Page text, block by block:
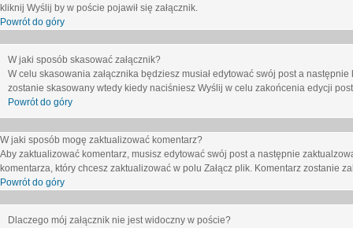
kliknij Wyślij by w poście pojawił się załącznik.
Powrót do góry
W jaki sposób skasować załącznik?
W celu skasowania załącznika będziesz musiał edytować swój post a
zostanie skasowany wtedy kiedy naciśniesz Wyślij w celu zakońcenia edycji
Powrót do góry
W jaki sposób mogę zaktualizować komentarz?
Aby zaktualizować komentarz, musisz edytować swój post a następnie
komentarza, który chcesz zaktualizować w polu Załącz plik. Komentarz zostanie
Powrót do góry
Dlaczego mój załącznik nie jest widoczny w poście?